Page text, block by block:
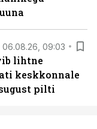
06.08.26, 09:03
lihtne
keskkonnale
pilti